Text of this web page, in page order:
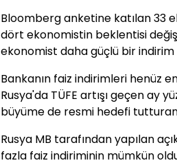
Bloomberg anketine katılan 33
dört ekonomistin beklentisi
ekonomist daha güçlü bir
Bankanın faiz indirimleri henüz
Rusya'da TÜFE artışı geçen ay
büyüme de resmi hedefi
Rusya MB tarafından yapılan
fazla faiz indiriminin mümkün